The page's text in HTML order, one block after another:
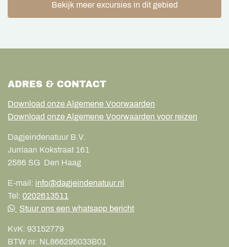
Bekijk meer excursies in dit gebied
ADRES & CONTACT
Download onze Algemene Voorwaarden
Download onze Algemene Voorwaarden voor reizen
Dagjeindenatuur B.V.
Jurriaan Kokstraat 161
2586 SG Den Haag
E-mail: info@dagjeindenatuur.nl
Tel: 0202613511
Stuur ons een whatsapp bericht
KvK: 93152779
BTW nr: NL866295033B01